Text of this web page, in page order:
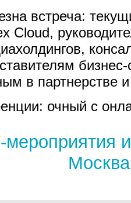
встреча:
Cloud,
в партнерстве
очный с
Москва